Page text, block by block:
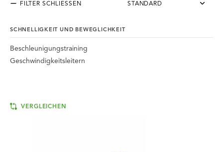
FILTER SCHLIESSEN STANDARD
SCHNELLIGKEIT UND BEWEGLICHKEIT
Beschleunigungstraining
Geschwindigkeitsleitern
VERGLEICHEN